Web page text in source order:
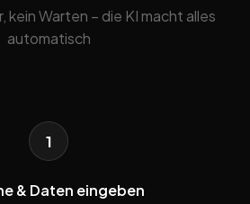
kein Warten – die KI macht alles
automatisch
1
& Daten eingeben